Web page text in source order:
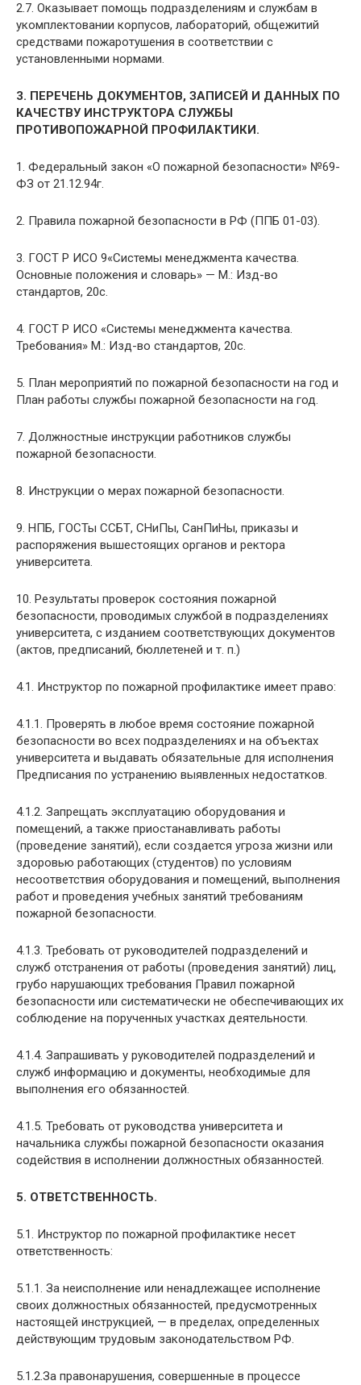
2.7. Оказывает помощь подразделениям и службам в
укомплектовании корпусов, лабораторий, общежитий
средствами пожаротушения в соответствии с
установленными нормами.
3. ПЕРЕЧЕНЬ ДОКУМЕНТОВ, ЗАПИСЕЙ И ДАННЫХ ПО
КАЧЕСТВУ ИНСТРУКТОРА СЛУЖБЫ
ПРОТИВОПОЖАРНОЙ ПРОФИЛАКТИКИ.
1. Федеральный закон «О пожарной безопасности» №69-
ФЗ от 21.12.94г.
2. Правила пожарной безопасности в РФ (ППБ 01-03).
3. ГОСТ Р ИСО 9«Системы менеджмента качества.
Основные положения и словарь» — М.: Изд-во
стандартов, 20с.
4. ГОСТ Р ИСО «Системы менеджмента качества.
Требования» М.: Изд-во стандартов, 20с.
5. План мероприятий по пожарной безопасности на год и
План работы службы пожарной безопасности на год.
7. Должностные инструкции работников службы
пожарной безопасности.
8. Инструкции о мерах пожарной безопасности.
9. НПБ, ГОСТы ССБТ, СНиПы, СанПиНы, приказы и
распоряжения вышестоящих органов и ректора
университета.
10. Результаты проверок состояния пожарной
безопасности, проводимых службой в подразделениях
университета, с изданием соответствующих документов
(актов, предписаний, бюллетеней и т. п.)
4.1. Инструктор по пожарной профилактике имеет право:
4.1.1. Проверять в любое время состояние пожарной
безопасности во всех подразделениях и на объектах
университета и выдавать обязательные для исполнения
Предписания по устранению выявленных недостатков.
4.1.2. Запрещать эксплуатацию оборудования и
помещений, а также приостанавливать работы
(проведение занятий), если создается угроза жизни или
здоровью работающих (студентов) по условиям
несоответствия оборудования и помещений, выполнения
работ и проведения учебных занятий требованиям
пожарной безопасности.
4.1.3. Требовать от руководителей подразделений и
служб отстранения от работы (проведения занятий) лиц,
грубо нарушающих требования Правил пожарной
безопасности или систематически не обеспечивающих их
соблюдение на порученных участках деятельности.
4.1.4. Запрашивать у руководителей подразделений и
служб информацию и документы, необходимые для
выполнения его обязанностей.
4.1.5. Требовать от руководства университета и
начальника службы пожарной безопасности оказания
содействия в исполнении должностных обязанностей.
5. ОТВЕТСТВЕННОСТЬ.
5.1. Инструктор по пожарной профилактике несет
ответственность:
5.1.1. За неисполнение или ненадлежащее исполнение
своих должностных обязанностей, предусмотренных
настоящей инструкцией, — в пределах, определенных
действующим трудовым законодательством РФ.
5.1.2.За правонарушения, совершенные в процессе